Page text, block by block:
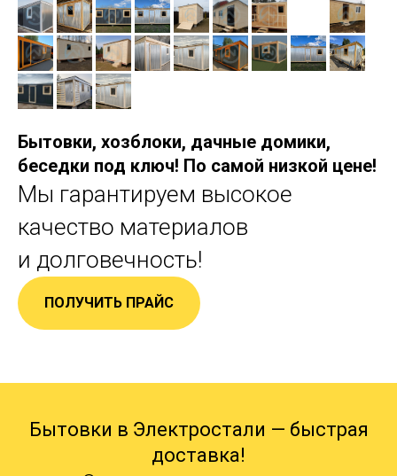
Бытовки, хозблоки, дачные домики,
беседки под ключ! По самой низкой цене!
Мы гарантируем высокое
качество материалов
и долговечность!
ПОЛУЧИТЬ ПРАЙС
Бытовки в Электростали — быстрая
доставка!